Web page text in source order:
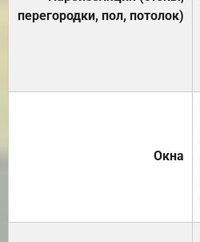
перегородки, пол, потолок)
Окна